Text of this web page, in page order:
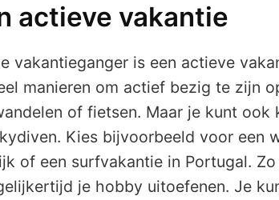
actieve vakantie
vakantieganger is een actieve
manieren om actief bezig te zijn
of fietsen. Maar je kunt ook
Kies bijvoorbeeld voor een
of een surfvakantie in Portugal.
je hobby uitoefenen. Je